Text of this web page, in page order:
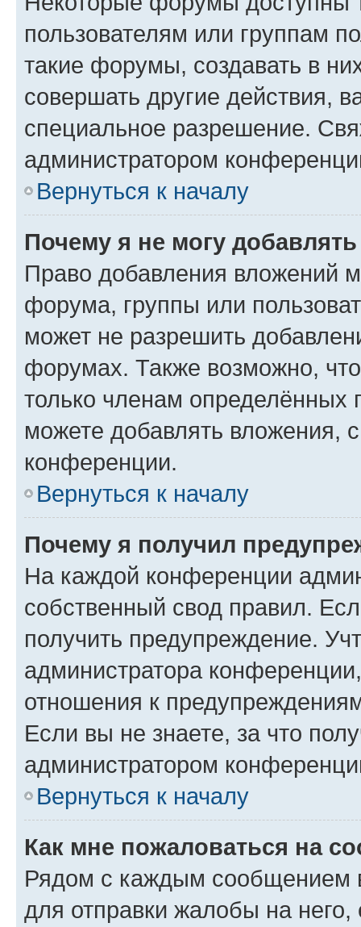
пользователям или группам
такие форумы, создавать в
совершать другие действия,
специальное разрешение.
администратором
Вернуться к началу
Почему я не могу
Право добавления вложений
форума, группы или
может не разрешить
форумах. Также возможно,
только членам определённых
можете добавлять вложения,
конференции.
Вернуться к началу
Почему я получил
На каждой конференции
собственный свод правил.
получить предупреждение.
администратора
отношения к
Если вы не знаете, за что
администратором
Вернуться к началу
Как мне пожаловаться на
Рядом с каждым сообщением
для отправки жалобы на